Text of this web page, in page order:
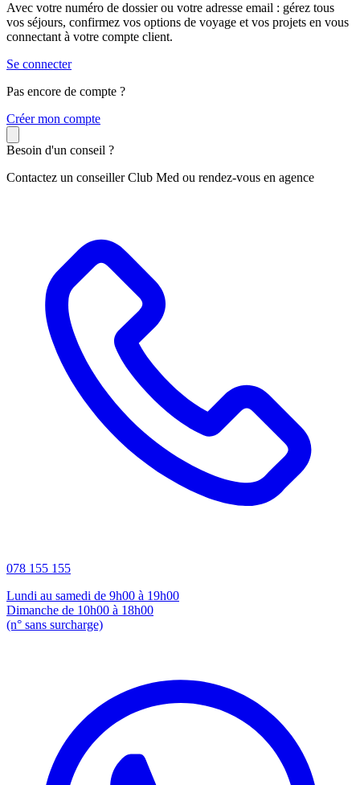
Avec votre numéro de dossier ou votre adresse email : gérez tous
vos séjours, confirmez vos options de voyage et vos projets en vous
connectant à votre compte client.
Se connecter
Pas encore de compte ?
Créer mon compte
Besoin d'un conseil ?
Contactez un conseiller Club Med ou rendez-vous en agence
078 155 155
Lundi au samedi de 9h00 à 19h00
Dimanche de 10h00 à 18h00
(n° sans surcharge)